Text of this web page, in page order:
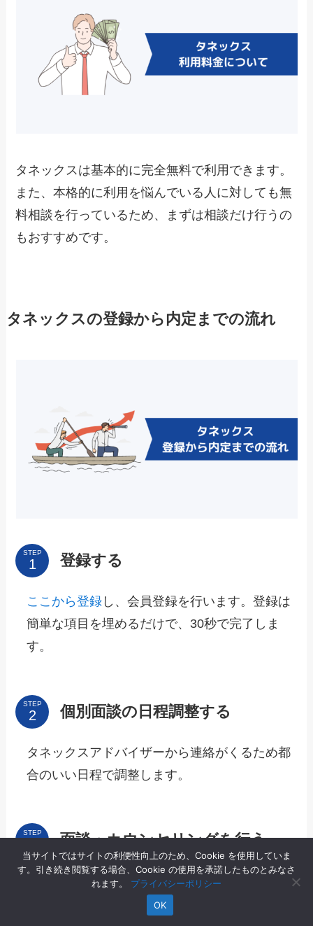
タネックスは基本的に完全無料で利用できます。
また、本格的に利用を悩んでいる人に対しても無
料相談を行っているため、まずは相談だけ行うの
もおすすめです。
タネックスの登録から内定までの流れ
STEP 登録する
ここから登録 し、会員登録を行います。登録は
簡単な項目を埋めるだけで、30秒で完了しま
す。
STEP 個別面談の日程調整する
タネックスアドバイザーから連絡がくるため都
合のいい日程で調整します。
STEP 面談・カウンセリングを行う
キャリアプランやどのような仕事をしたいのか
当サイトではサイトの利便性向上のため、Cookie を使用していま
す。引き続き閲覧する場合、Cookie の使用を承諾したものとみなさ
れます。 プライバシーポリシー
OK